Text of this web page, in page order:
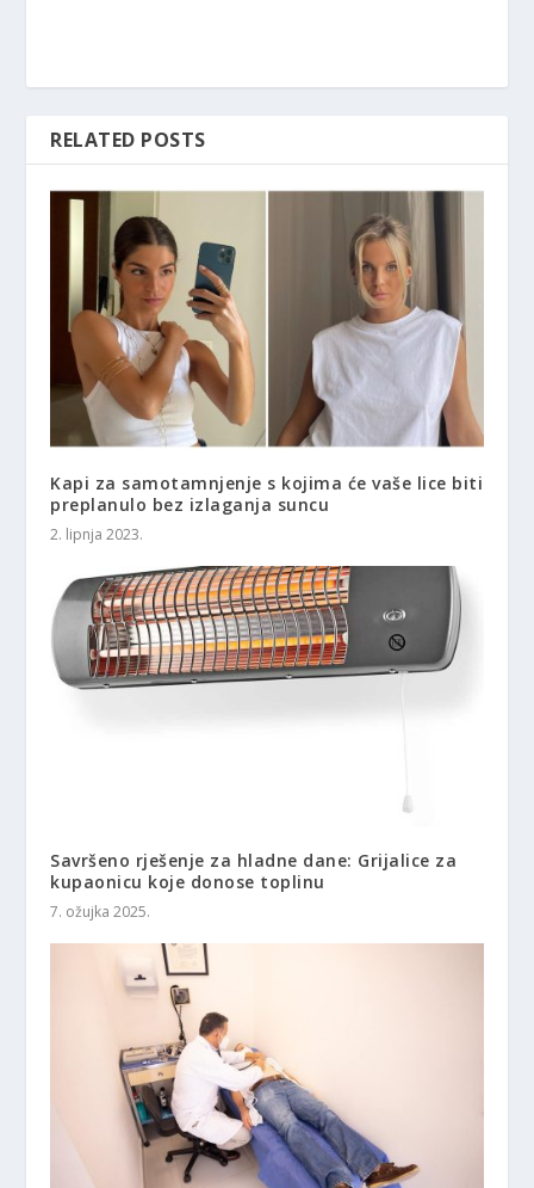
RELATED POSTS
Kapi za samotamnjenje s kojima će vaše lice biti
preplanulo bez izlaganja suncu
2. lipnja 2023.
Savršeno rješenje za hladne dane: Grijalice za
kupaonicu koje donose toplinu
7. ožujka 2025.